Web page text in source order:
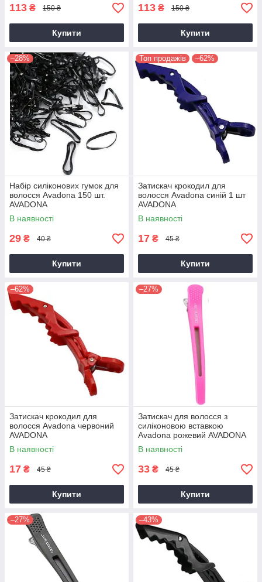
113 ₴ 150 ₴
Купити
113 ₴ 150 ₴
Купити
–28%
Набір силіконових гумок для
волосся Avadona 150 шт.
AVADONA
В наявності
29 ₴ 40 ₴
Купити
Топ продажів –62%
Затискач крокодил для
волосся Avadona синій 1 шт
AVADONA
В наявності
17 ₴ 45 ₴
Купити
–62%
Затискач крокодил для
волосся Avadona червоний
AVADONA
В наявності
17 ₴ 45 ₴
Купити
–27%
Затискач для волосся з
силіконовою вставкою
Avadona рожевий AVADONA
В наявності
33 ₴ 45 ₴
Купити
–27% –43%